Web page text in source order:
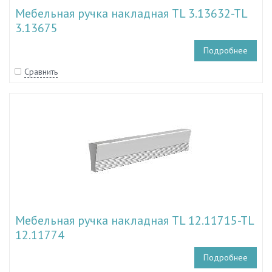
Мебельная ручка накладная TL 3.13632-TL
3.13675
Подробнее
Сравнить
Мебельная ручка накладная TL 12.11715-TL
12.11774
Подробнее